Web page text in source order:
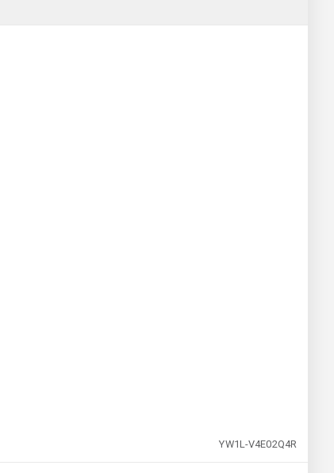
YW1L-V4E02Q4R